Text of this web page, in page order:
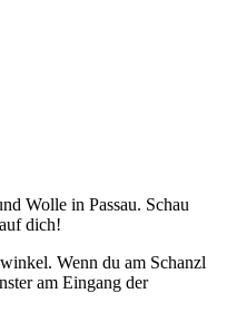
Wolle in Passau. Schau
dich!
Wenn du am Schanzl
am Eingang der